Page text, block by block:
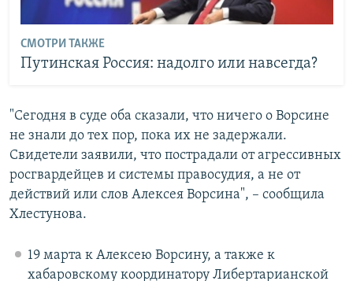
СМОТРИ ТАКЖЕ
Путинская Россия: надолго или навсегда?
"Сегодня в суде оба сказали, что ничего о Ворсине
не знали до тех пор, пока их не задержали.
Свидетели заявили, что пострадали от агрессивных
росгвардейцев и системы правосудия, а не от
действий или слов Алексея Ворсина", – сообщила
Хлестунова.
19 марта к Алексею Ворсину, а также к
хабаровскому координатору Либертарианской